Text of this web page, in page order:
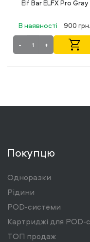
Elf Bar ELFX Pro Silver
В наявності 900 грн.
Покупцю
Одноразки
Рідини
POD-системи
Картриджі для POD-
ТОП продаж